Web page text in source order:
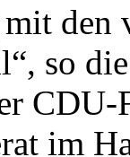
den
so
im